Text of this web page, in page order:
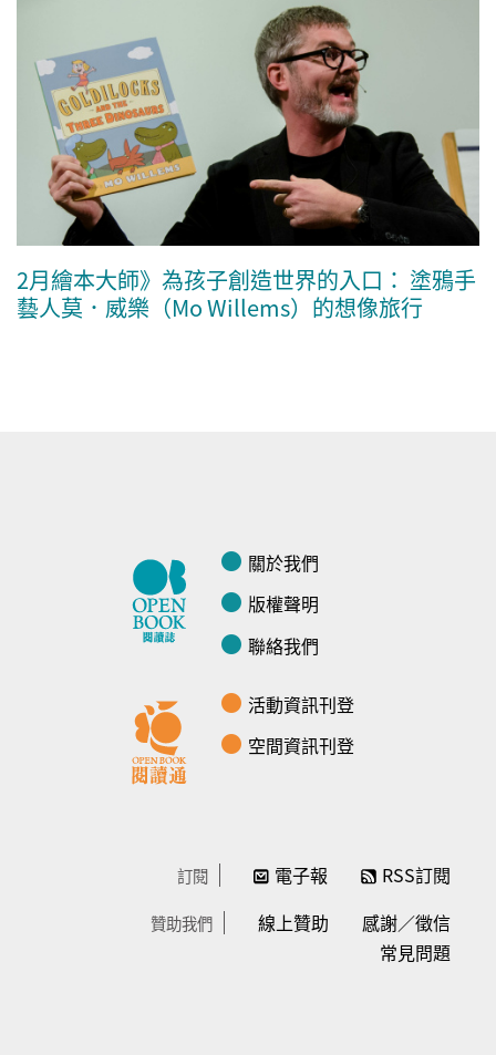
2月繪本大師》為孩子創造世界的入口： 塗鴉手
藝人莫．威樂（Mo Willems）的想像旅行
關於我們
版權聲明
聯絡我們
活動資訊刊登
空間資訊刊登
訂閱 電子報 RSS訂閱
贊助我們 線上贊助
感謝／徵信
常見問題